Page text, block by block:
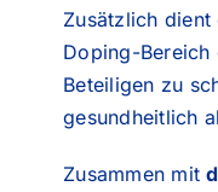
Zusätzlich
Doping-
Beteiligen zu
gesundheitlich
Zusammen mit